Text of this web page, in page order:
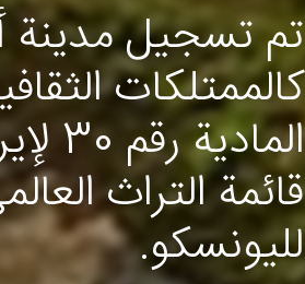
تم تسجيل مدينة
كالممتلكات
قائمة التراث
لليونسكو.